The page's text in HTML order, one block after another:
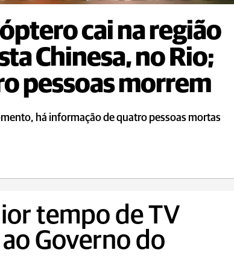
cai na região
Chinesa, no Rio;
pessoas morrem
há informação de quatro pessoas mortas
tempo de TV
Governo do